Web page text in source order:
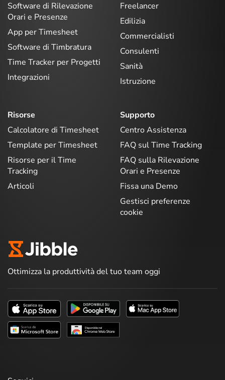
Software di Rilevazione
Orari e Presenze
App per Timesheet
Software di Timbratura
Time Tracker per Progetti
Integrazioni
Freelancer
Edilizia
Commercialisti
Consulenti
Sanità
Istruzione
Risorse
Calcolatore di Timesheet
Template per Timesheet
Risorse per il Time
Tracking
Articoli
Supporto
Centro Assistenza
FAQ sul Time Tracking
FAQ sulla Rilevazione
Orari e Presenze
Fissa una Demo
Gestisci preferenze
cookie
Ottimizza la produttività del tuo team oggi